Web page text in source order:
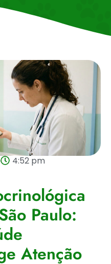
4:52 pm
Paulo:
Atenção